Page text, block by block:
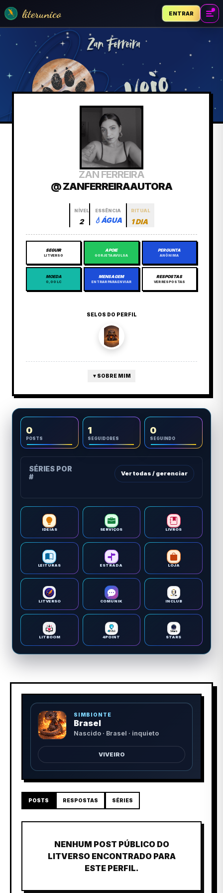
literunico ENTRAR
ZAN FERREIRA
@ ZANFERREIRAAUTORA
NÍVEL
2
ESSÊNCIA
💧 ÁGUA
RITUAL
1 DIA
SEGUIR
LITVERSO
APOIE
GORJETA AVULSA
PERGUNTA
ANÔNIMA
MOEDA
0,00 LC
MENSAGEM
ENTRAR PARA ENVIAR
RESPOSTAS
VER RESPOSTAS
SELOS DO PERFIL
▼ SOBRE MIM
0
POSTS
1
SEGUIDORES
0
SEGUINDO
SÉRIES POR
#
Ver todas / gerenciar
IDEIAS SERVIÇOS LIVROS
LEITURAS ESTRADA LOJA
LITVERSO COMUNIK INCLUB
LITBOOM 4POINT STARS
SIMBIONTE
Brasel
Nascido · Brasel · inquieto
VIVEIRO
POSTS RESPOSTAS SÉRIES
NENHUM POST PÚBLICO DO
LITVERSO ENCONTRADO PARA
ESTE PERFIL.